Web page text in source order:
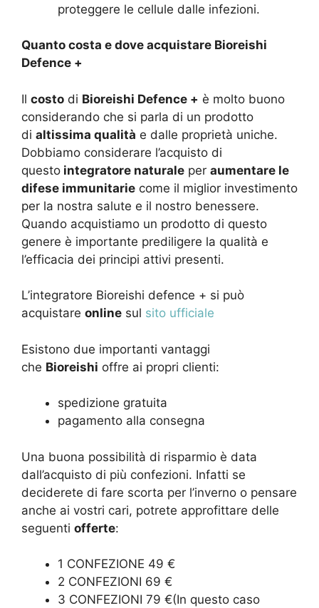
proteggere le cellule dalle infezioni.
Quanto costa e dove acquistare Bioreishi
Defence +
Il costo di Bioreishi Defence + è molto buono
considerando che si parla di un prodotto
di altissima qualità e dalle proprietà uniche.
Dobbiamo considerare l’acquisto di
questo integratore naturale per aumentare le
difese immunitarie come il miglior investimento
per la nostra salute e il nostro benessere.
Quando acquistiamo un prodotto di questo
genere è importante prediligere la qualità e
l’efficacia dei principi attivi presenti.
L’integratore Bioreishi defence + si può
acquistare online sul sito ufficiale
Esistono due importanti vantaggi
che Bioreishi offre ai propri clienti:
spedizione gratuita
pagamento alla consegna
Una buona possibilità di risparmio è data
dall’acquisto di più confezioni. Infatti se
deciderete di fare scorta per l’inverno o pensare
anche ai vostri cari, potrete approfittare delle
seguenti offerte:
1 CONFEZIONE 49 €
2 CONFEZIONI 69 €
3 CONFEZIONI 79 €(In questo caso